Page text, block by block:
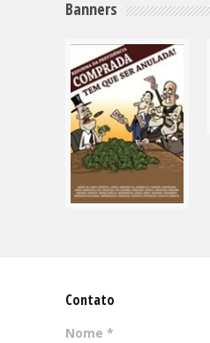
Banners
Contato
Nome *